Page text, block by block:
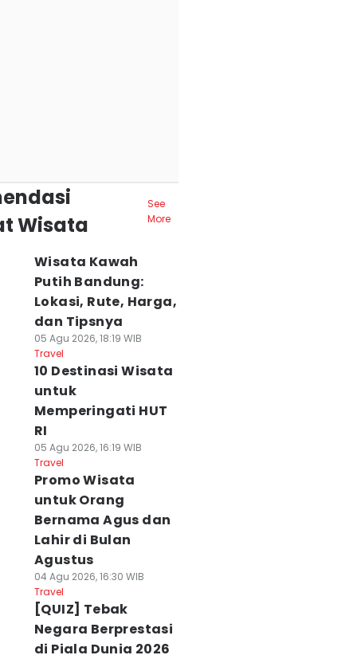
Wisata
See
More
Wisata Kawah
Putih Bandung:
Lokasi, Rute, Harga,
dan Tipsnya
05 Agu 2026, 18:19 WIB
Travel
10 Destinasi Wisata
untuk
Memperingati HUT
RI
05 Agu 2026, 16:19 WIB
Travel
Promo Wisata
untuk Orang
Bernama Agus dan
Lahir di Bulan
Agustus
04 Agu 2026, 16:30 WIB
Travel
[QUIZ] Tebak
Negara Berprestasi
di Piala Dunia 2026